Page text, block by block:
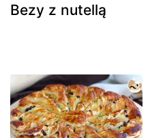
Bezy z nutellą